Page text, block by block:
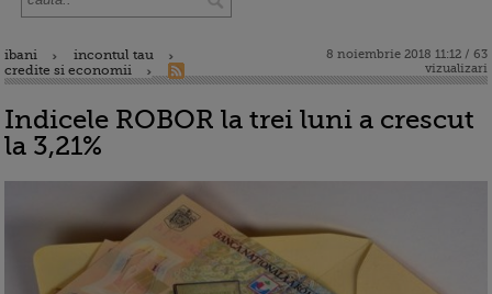
ibani
incontul tau
credite si economii
8 noiembrie 2018 11:12 / 63
vizualizari
Indicele ROBOR la trei luni a crescut
la 3,21%